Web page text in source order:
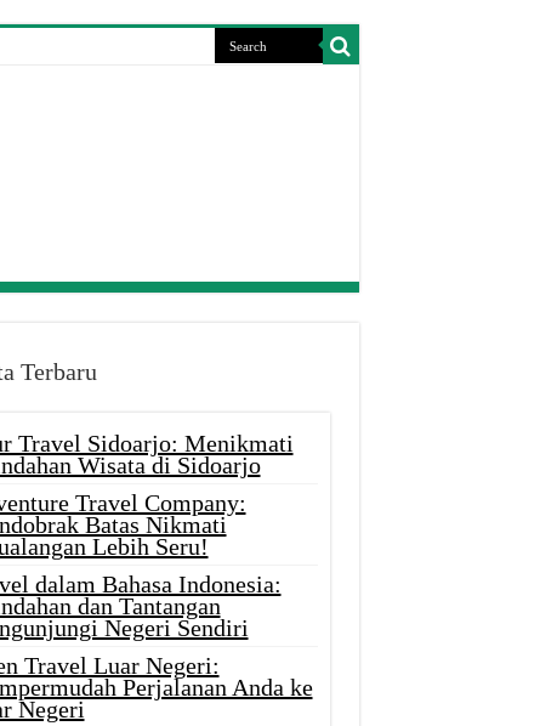
Terbaru
Travel Sidoarjo: Menikmati
Wisata di Sidoarjo
Travel Company:
Batas Nikmati
Lebih Seru!
dalam Bahasa Indonesia:
dan Tantangan
Negeri Sendiri
Travel Luar Negeri:
Perjalanan Anda ke
Negeri